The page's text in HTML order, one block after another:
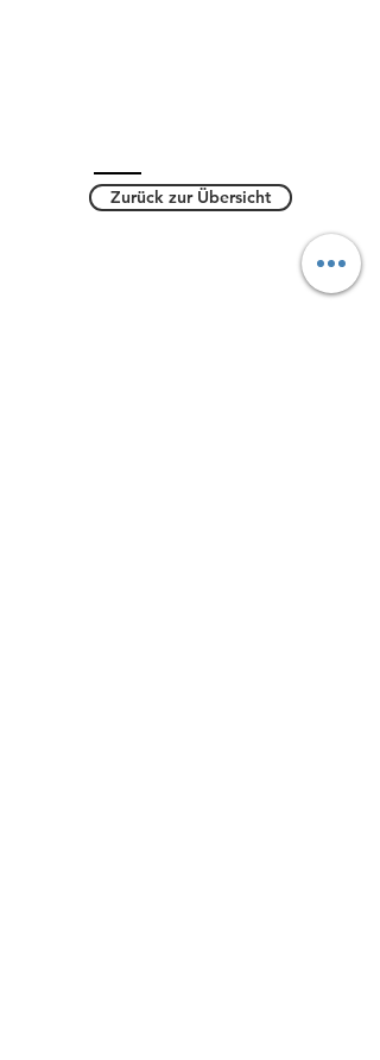
Zurück zur Übersicht